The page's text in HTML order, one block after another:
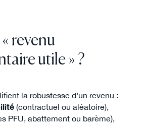
revenu
utile » ?
la robustesse d'un revenu :
(contractuel ou aléatoire),
PFU, abattement ou barème),